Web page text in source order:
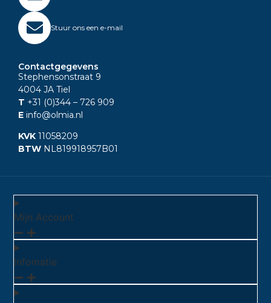
Stuur ons een e-mail
Contactgegevens
Stephensonstraat 9
4004 JA Tiel
T +31 (0)344 – 726 909
E info@olmia.nl
KVK 11058209
BTW NL819918957B01
Mijn Account
Infomatie